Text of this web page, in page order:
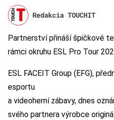
Redakcia TOUCHIT
Partnerství přináší špičkové
rámci okruhu ESL Pro Tour
ESL FACEIT Group (EFG),
esportu
a videoherní zábavy, dnes
svého partnera výrobce